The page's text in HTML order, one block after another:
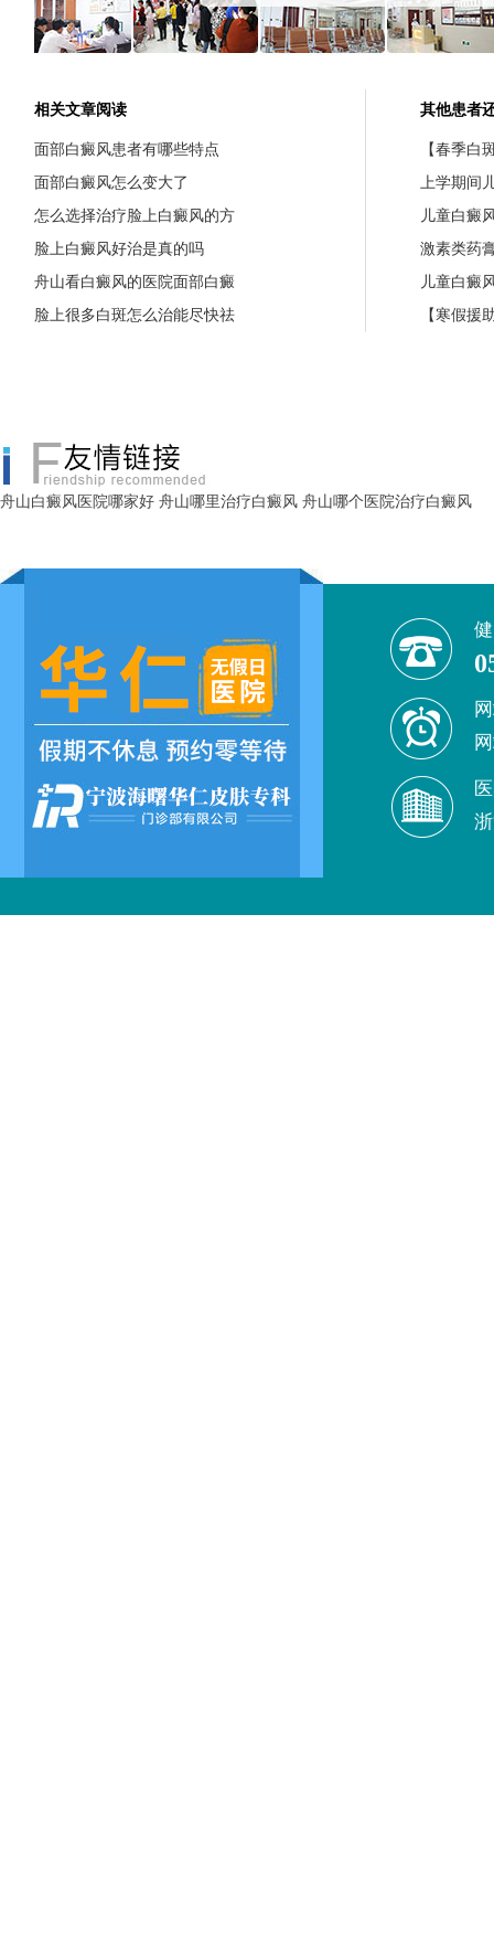
相关文章阅读
面部白癜风患者有哪些特点
面部白癜风怎么变大了
怎么选择治疗脸上白癜风的方
脸上白癜风好治是真的吗
舟山看白癜风的医院面部白癜
脸上很多白斑怎么治能尽快祛
其他患者
【春季白
上学期间
儿童白癜
激素类药
儿童白癜
【寒假援
舟山白癜风医院哪家好 舟山哪里治疗白癜风 舟山哪个医院治疗白癜风